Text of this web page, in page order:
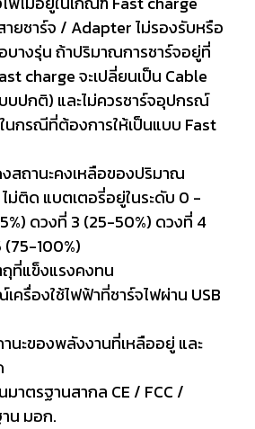
ยชาร์จ / Adapter ไม่รองรับหรือ
างรุ่น ถ้าปริมาณการชาร์จอยู่ที่
charge จะเปลี่ยนเป็น Cable
บปกติ) และไม่ควรชาร์จอุปกรณ์
นกรณีที่ต้องการให้เป็นแบบ Fast
สถานะคงเหลือของปริมาณ
ไม่ติด แบตเตอรี่อยู่ในระดับ 0 -
ดวงที่ 3 (25-50%) ดวงที่ 4
100%)
ที่แข็งแรงคงทน
รื่องใช้ไฟฟ้าที่ชาร์จไฟผ่าน USB
นะของพลังงานที่เหลืออยู่ และ
าตรฐานสากล CE / FCC /
น มอก.